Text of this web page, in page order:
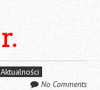
Aktualności
No Comments